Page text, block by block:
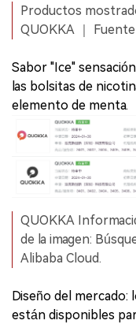
Productos
QUOKKA ｜
Sabor "Ice"
las bolsitas de
elemento de menta.
QUOKKA
de la imagen:
Alibaba Cloud.
Diseño del
están disponibles